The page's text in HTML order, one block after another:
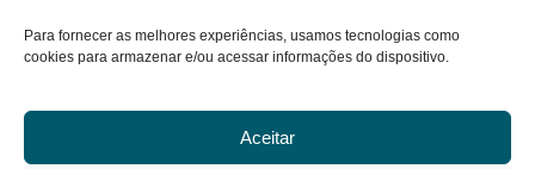
Para fornecer as melhores experiências, usamos tecnologias como
cookies para armazenar e/ou acessar informações do dispositivo.
Aceitar
© Arquivo de corte 2026